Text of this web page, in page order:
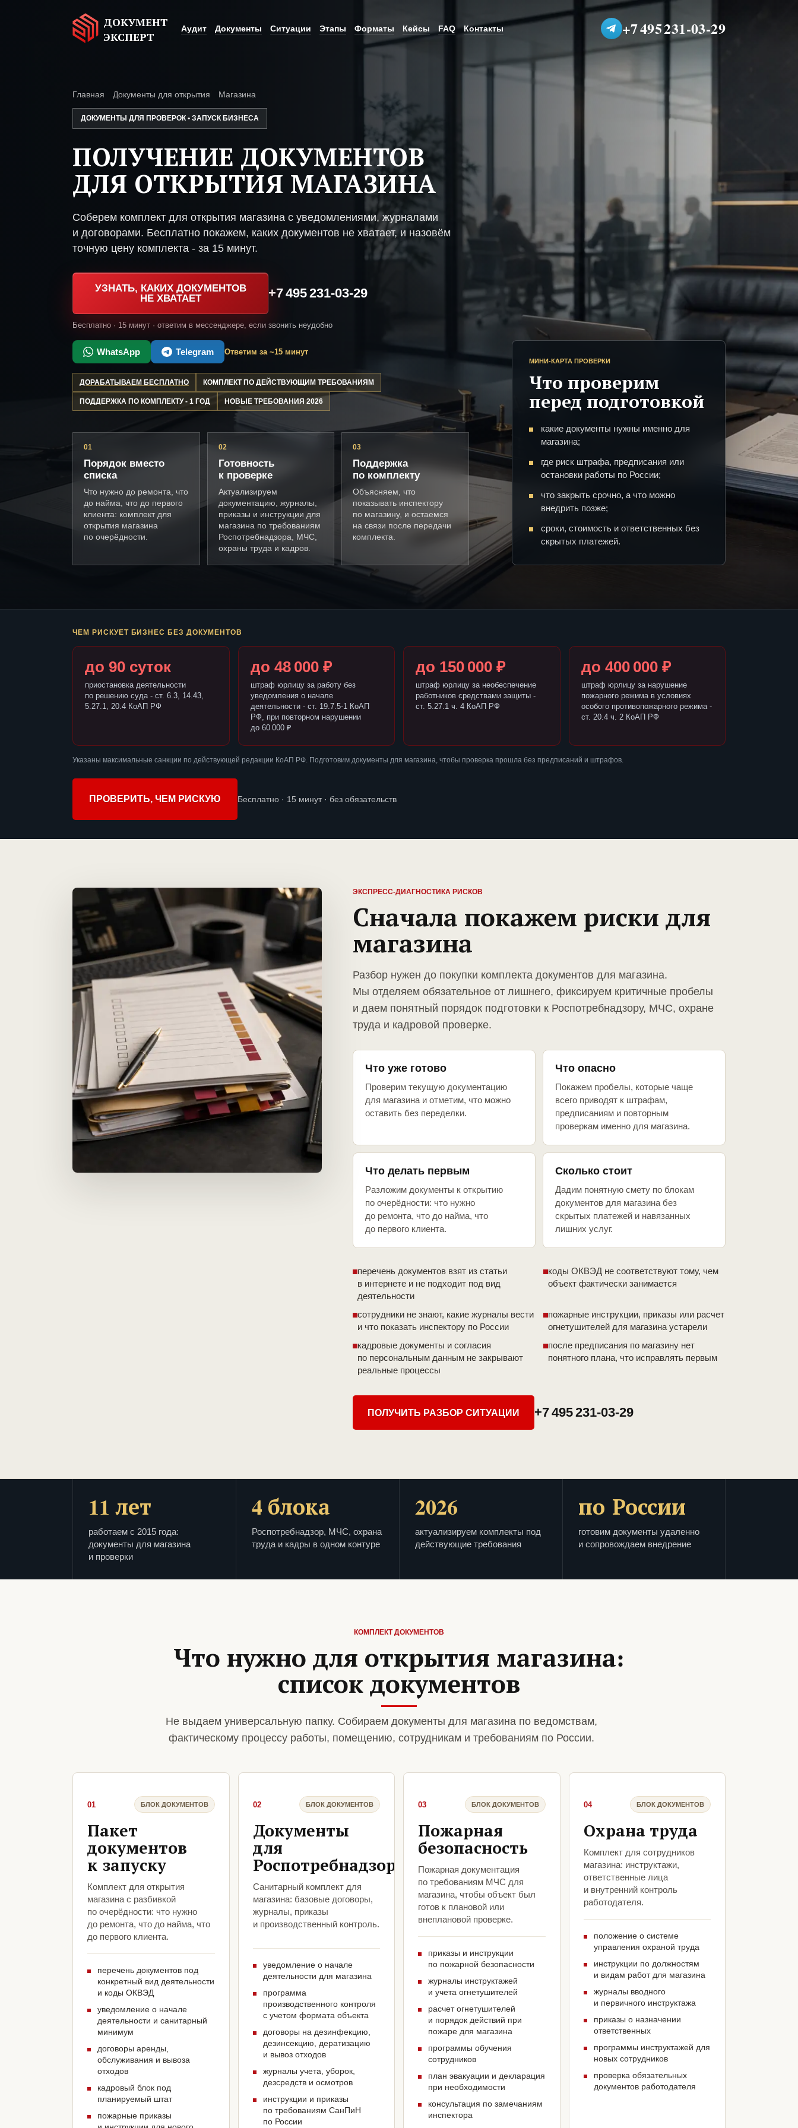
ДОКУМЕНТ
ЭКСПЕРТ
Аудит Документы Ситуации Этапы Форматы Кейсы FAQ Контакты +7 495 231-03-29
Главная Документы для открытия Магазина
ДОКУМЕНТЫ ДЛЯ ПРОВЕРОК • ЗАПУСК БИЗНЕСА
ПОЛУЧЕНИЕ ДОКУМЕНТОВ
ДЛЯ ОТКРЫТИЯ МАГАЗИНА
Соберем комплект для открытия магазина с уведомлениями, журналами
и договорами. Бесплатно покажем, каких документов не хватает, и назовём
точную цену комплекта - за 15 минут.
УЗНАТЬ, КАКИХ ДОКУМЕНТОВ
НЕ ХВАТАЕТ
+7 495 231-03-29
Бесплатно · 15 минут · ответим в мессенджере, если звонить неудобно
WhatsApp Telegram Ответим за ~15 минут
ДОРАБАТЫВАЕМ БЕСПЛАТНО КОМПЛЕКТ ПО ДЕЙСТВУЮЩИМ ТРЕБОВАНИЯМ
ПОДДЕРЖКА ПО КОМПЛЕКТУ - 1 ГОД НОВЫЕ ТРЕБОВАНИЯ 2026
01
Порядок вместо
списка
Что нужно до ремонта, что
до найма, что до первого
клиента: комплект для
открытия магазина
по очерёдности.
02
Готовность
к проверке
Актуализируем
документацию, журналы,
приказы и инструкции для
магазина по требованиям
Роспотребнадзора, МЧС,
охраны труда и кадров.
03
Поддержка
по комплекту
Объясняем, что
показывать инспектору
по магазину, и остаемся
на связи после передачи
комплекта.
МИНИ-КАРТА ПРОВЕРКИ
Что проверим
перед подготовкой
какие документы нужны именно для
магазина;
где риск штрафа, предписания или
остановки работы по России;
что закрыть срочно, а что можно
внедрить позже;
сроки, стоимость и ответственных без
скрытых платежей.
ЧЕМ РИСКУЕТ БИЗНЕС БЕЗ ДОКУМЕНТОВ
до 90 суток
приостановка деятельности
по решению суда - ст. 6.3, 14.43,
5.27.1, 20.4 КоАП РФ
до 48 000 ₽
штраф юрлицу за работу без
уведомления о начале
деятельности - ст. 19.7.5-1 КоАП
РФ, при повторном нарушении
до 60 000 ₽
до 150 000 ₽
штраф юрлицу за необеспечение
работников средствами защиты -
ст. 5.27.1 ч. 4 КоАП РФ
до 400 000 ₽
штраф юрлицу за нарушение
пожарного режима в условиях
особого противопожарного режима -
ст. 20.4 ч. 2 КоАП РФ
Указаны максимальные санкции по действующей редакции КоАП РФ. Подготовим документы для магазина, чтобы проверка прошла без предписаний и штрафов.
ПРОВЕРИТЬ, ЧЕМ РИСКУЮ Бесплатно · 15 минут · без обязательств
ЭКСПРЕСС-ДИАГНОСТИКА РИСКОВ
Сначала покажем риски для
магазина
Разбор нужен до покупки комплекта документов для магазина.
Мы отделяем обязательное от лишнего, фиксируем критичные пробелы
и даем понятный порядок подготовки к Роспотребнадзору, МЧС, охране
труда и кадровой проверке.
Что уже готово
Проверим текущую документацию
для магазина и отметим, что можно
оставить без переделки.
Что опасно
Покажем пробелы, которые чаще
всего приводят к штрафам,
предписаниям и повторным
проверкам именно для магазина.
Что делать первым
Разложим документы к открытию
по очерёдности: что нужно
до ремонта, что до найма, что
до первого клиента.
Сколько стоит
Дадим понятную смету по блокам
документов для магазина без
скрытых платежей и навязанных
лишних услуг.
перечень документов взят из статьи
в интернете и не подходит под вид
деятельности
коды ОКВЭД не соответствуют тому, чем
объект фактически занимается
сотрудники не знают, какие журналы вести
и что показать инспектору по России
пожарные инструкции, приказы или расчет
огнетушителей для магазина устарели
кадровые документы и согласия
по персональным данным не закрывают
реальные процессы
после предписания по магазину нет
понятного плана, что исправлять первым
ПОЛУЧИТЬ РАЗБОР СИТУАЦИИ +7 495 231-03-29
11 лет
работаем с 2015 года:
документы для магазина
и проверки
4 блока
Роспотребнадзор, МЧС, охрана
труда и кадры в одном контуре
2026
актуализируем комплекты под
действующие требования
по России
готовим документы удаленно
и сопровождаем внедрение
КОМПЛЕКТ ДОКУМЕНТОВ
Что нужно для открытия магазина:
список документов
Не выдаем универсальную папку. Собираем документы для магазина по ведомствам,
фактическому процессу работы, помещению, сотрудникам и требованиям по России.
01 БЛОК ДОКУМЕНТОВ
Пакет
документов
к запуску
Комплект для открытия
магазина с разбивкой
по очерёдности: что нужно
до ремонта, что до найма, что
до первого клиента.
перечень документов под
конкретный вид деятельности
и коды ОКВЭД
уведомление о начале
деятельности и санитарный
минимум
договоры аренды,
обслуживания и вывоза
отходов
кадровый блок под
планируемый штат
пожарные приказы
02 БЛОК ДОКУМЕНТОВ
Документы
для
Роспотребнадзора
Санитарный комплект для
магазина: базовые договоры,
журналы, приказы
и производственный контроль.
уведомление о начале
деятельности для магазина
программа
производственного контроля
с учетом формата объекта
договоры на дезинфекцию,
дезинсекцию, дератизацию
и вывоз отходов
журналы учета, уборок,
дезсредств и осмотров
инструкции и приказы
по требованиям СанПиН
по России
03 БЛОК ДОКУМЕНТОВ
Пожарная
безопасность
Пожарная документация
по требованиям МЧС для
магазина, чтобы объект был
готов к плановой или
внеплановой проверке.
приказы и инструкции
по пожарной безопасности
журналы инструктажей
и учета огнетушителей
расчет огнетушителей
и порядок действий при
пожаре для магазина
программы обучения
сотрудников
план эвакуации и декларация
при необходимости
консультация по замечаниям
инспектора
04 БЛОК ДОКУМЕНТОВ
Охрана труда
Комплект для сотрудников
магазина: инструктажи,
ответственные лица
и внутренний контроль
работодателя.
положение о системе
управления охраной труда
инструкции по должностям
и видам работ для магазина
журналы вводного
и первичного инструктажа
приказы о назначении
ответственных
программы инструктажей для
новых сотрудников
проверка обязательных
документов работодателя